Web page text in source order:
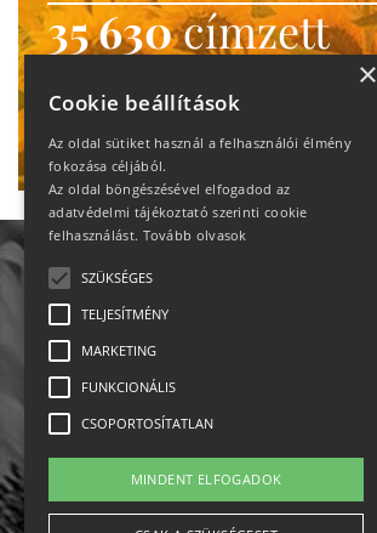
35 630címzett
heti motiváció
Ne maradj le!
Állásajánlatok
Impresszum-kapcsolat
×
Cookie beállítások
Az oldal sütiket használ a felhasználói élmény
fokozása céljából.
Az oldal böngészésével elfogadod az
adatvédelmi tájékoztató szerinti cookie
felhasználást. Tovább olvasok
SZÜKSÉGES
TELJESÍTMÉNY
MARKETING
FUNKCIONÁLIS
CSOPORTOSÍTATLAN
MINDENT ELFOGADOK